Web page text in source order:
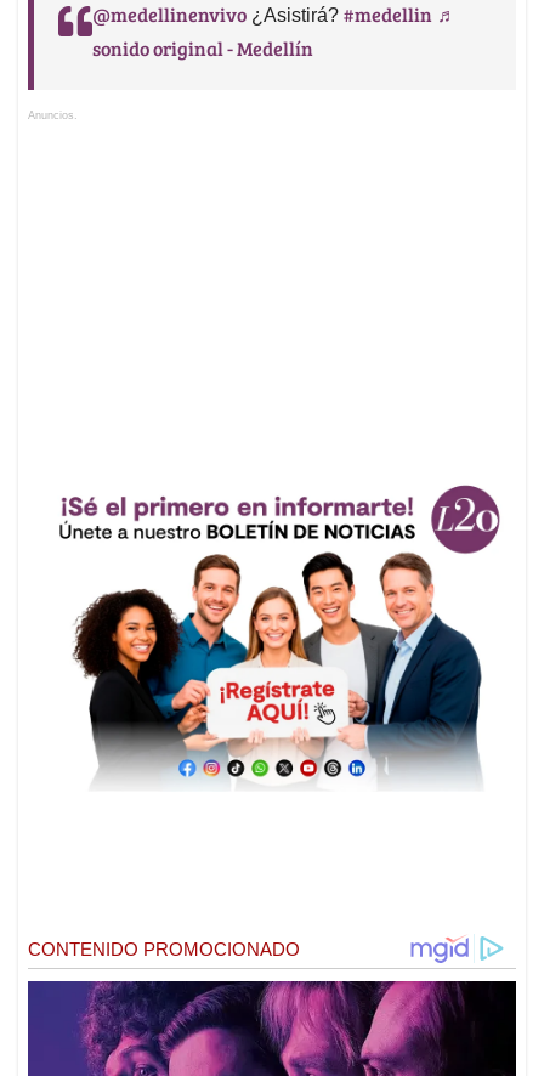
@medellinenvivo ¿Asistirá? #medellin ♬
sonido original - Medellín
Anuncios.